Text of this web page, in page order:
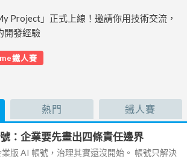
Project」正式上線！邀請你用技術交流，
開發經驗
鐵人賽
熱門 鐵人賽
：企業要先畫出四條責任邊界
版 AI 帳號，治理其實還沒開始。 帳號只解決